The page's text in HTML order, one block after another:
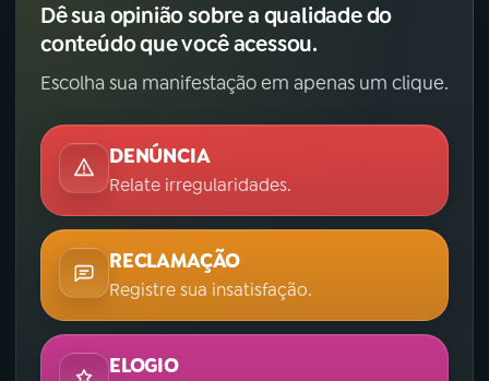
TikTok
Dê sua opinião sobre a qualidade do
conteúdo que você acessou.
Escolha sua manifestação em apenas um clique.
DENÚNCIA
Relate irregularidades.
RECLAMAÇÃO
Registre sua insatisfação.
ELOGIO